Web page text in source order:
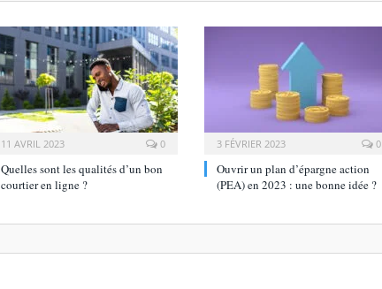
11 AVRIL 2023 0
Quelles sont les qualités d’un bon
courtier en ligne ?
3 FÉVRIER 2023 0
Ouvrir un plan d’épargne action
(PEA) en 2023 : une bonne idée ?